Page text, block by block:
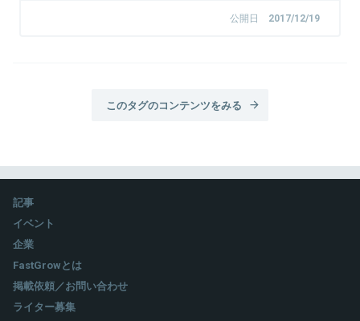
公開日 2017/12/19
このタグのコンテンツをみる
記事
イベント
企業
FastGrowとは
掲載依頼／お問い合わせ
ライター募集